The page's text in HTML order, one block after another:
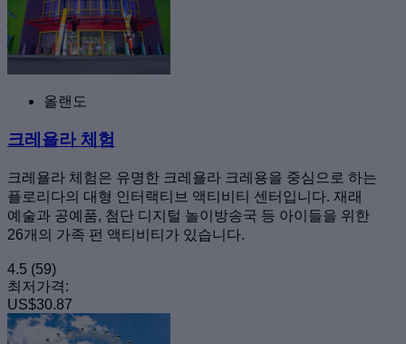
올랜도
크레욜라 체험
크레욜라 체험은 유명한 크레욜라 크레용을 중심으로 하는
플로리다의 대형 인터랙티브 액티비티 센터입니다. 재래
예술과 공예품, 첨단 디지털 놀이방송국 등 아이들을 위한
26개의 가족 펀 액티비티가 있습니다.
4.5 (59)
최저가격:
US$30.87